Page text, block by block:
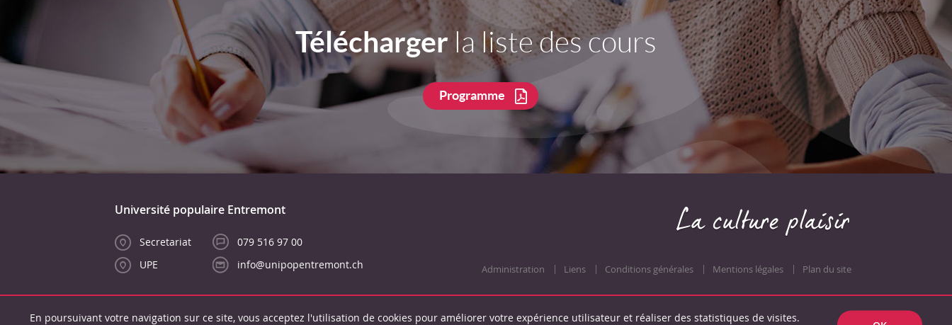
Télécharger la liste des cours
Programme
Université populaire Entremont
Secretariat
UPE
079 516 97 00
info@unipopentremont.ch
Administration Liens Conditions générales Mentions légales Plan du site
En poursuivant votre navigation sur ce site, vous acceptez l'utilisation de cookies pour améliorer votre expérience utilisateur et réaliser des statistiques de visites.